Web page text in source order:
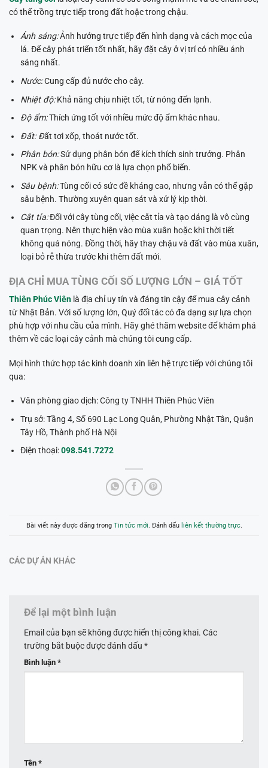
có thể trồng trực tiếp trong đất hoặc trong chậu.
Ánh sáng:Ảnh hưởng trực tiếp đến hình dạng và cách mọc của
lá. Để cây phát triển tốt nhất, hãy đặt cây ở vị trí có nhiều ánh
sáng nhất.
Nước:Cung cấp đủ nước cho cây.
Nhiệt độ:Khả năng chịu nhiệt tốt, từ nóng đến lạnh.
Độ ẩm:Thích ứng tốt với nhiều mức độ ẩm khác nhau.
Đất: Đất tơi xốp, thoát nước tốt.
Phân bón:Sử dụng phân bón để kích thích sinh trưởng. Phân
NPK và phân bón hữu cơ là lựa chọn phổ biến.
Sâu bệnh:Tùng cối có sức đề kháng cao, nhưng vẫn có thể gặp
sâu bệnh. Thường xuyên quan sát và xử lý kịp thời.
Cắt tỉa:Đối với cây tùng cối, việc cắt tỉa và tạo dáng là vô cùng
quan trọng. Nên thực hiện vào mùa xuân hoặc khi thời tiết
không quá nóng. Đồng thời, hãy thay chậu và đất vào mùa xuân,
loại bỏ rễ thừa trước khi thêm đất mới.
ĐỊA CHỈ MUA TÙNG CỐI SỐ LƯỢNG LỚN – GIÁ TỐT
Thiên Phúc Viên là địa chỉ uy tín và đáng tin cậy để mua cây cảnh
từ Nhật Bản. Với số lượng lớn, Quý đối tác có đa dạng sự lựa chọn
phù hợp với nhu cầu của mình. Hãy ghé thăm website để khám phá
thêm về các loại cây cảnh mà chúng tôi cung cấp.
Mọi hình thức hợp tác kinh doanh xin liên hệ trực tiếp với chúng tôi
qua:
Văn phòng giao dịch: Công ty TNHH Thiên Phúc Viên
Trụ sở: Tầng 4, Số 690 Lạc Long Quân, Phường Nhật Tân, Quận
Tây Hồ, Thành phố Hà Nội
Điện thoại:098.541.7272
Bài viết này được đăng trong Tin tức mới. Đánh dấu liên kết thường trực.
CÁC DỰ ÁN KHÁC
Để lại một bình luận
Email của bạn sẽ không được hiển thị công khai. Các
trường bắt buộc được đánh dấu *
Bình luận *
Tên *